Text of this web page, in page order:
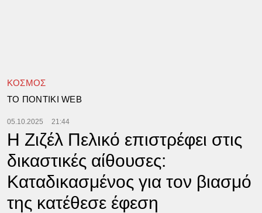
ΚΟΣΜΟΣ
TΟ ΠΟΝΤΙΚΙ WEB
05.10.2025 21:44
Η Ζιζέλ Πελικό επιστρέφει στις
δικαστικές αίθουσες:
Καταδικασμένος για τον βιασμό
της κατέθεσε έφεση